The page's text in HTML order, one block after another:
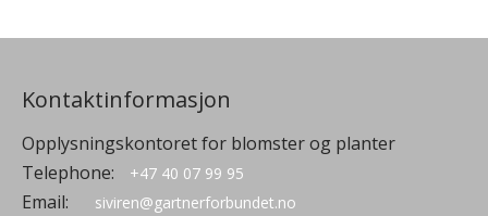
Kontaktinformasjon
Opplysningskontoret for blomster og planter
Telephone:
+47 40 07 99 95
Email: siviren@gartnerforbundet.no